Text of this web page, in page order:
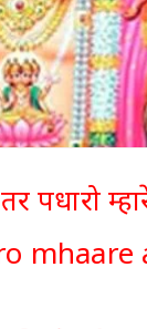
पधारो
mhaare